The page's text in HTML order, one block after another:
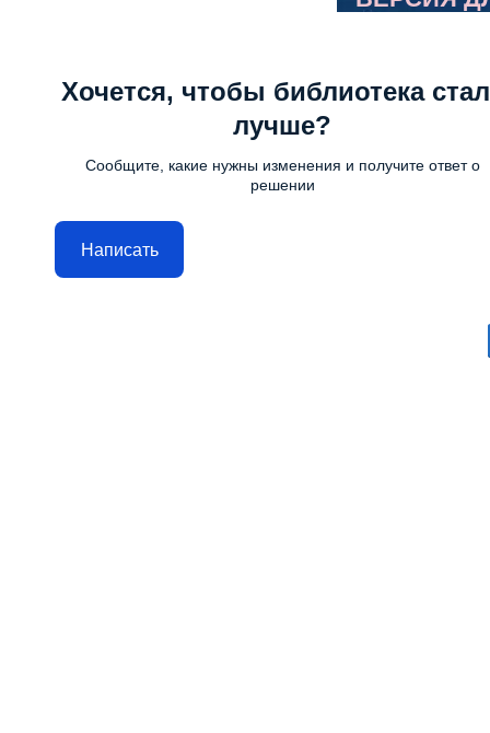
Хочется, чтобы библиотека
лучше?
Сообщите, какие нужны изменения и получите ответ о
решении
Написать